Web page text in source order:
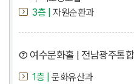
3층 |
자원순환과
⑦ 여수문화홀 | 전남광주통
1층 | 문화유산과